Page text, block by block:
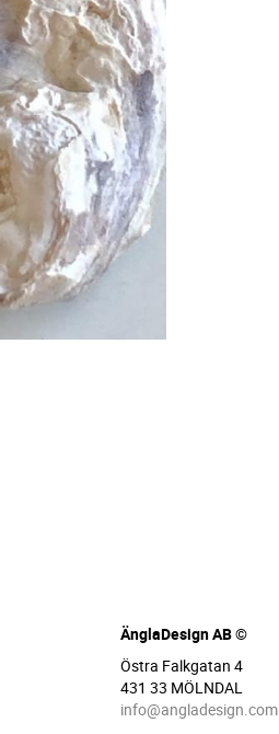
ÄnglaDesign AB ©
Östra Falkgatan 4
431 33 MÖLNDAL
info@angladesign.com